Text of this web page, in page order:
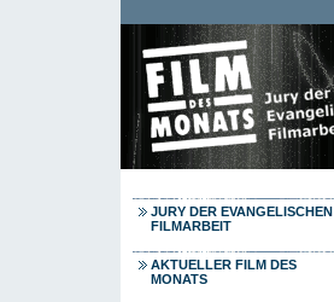
JURY DER EVANGELISCHEN
FILMARBEIT
AKTUELLER FILM DES
MONATS